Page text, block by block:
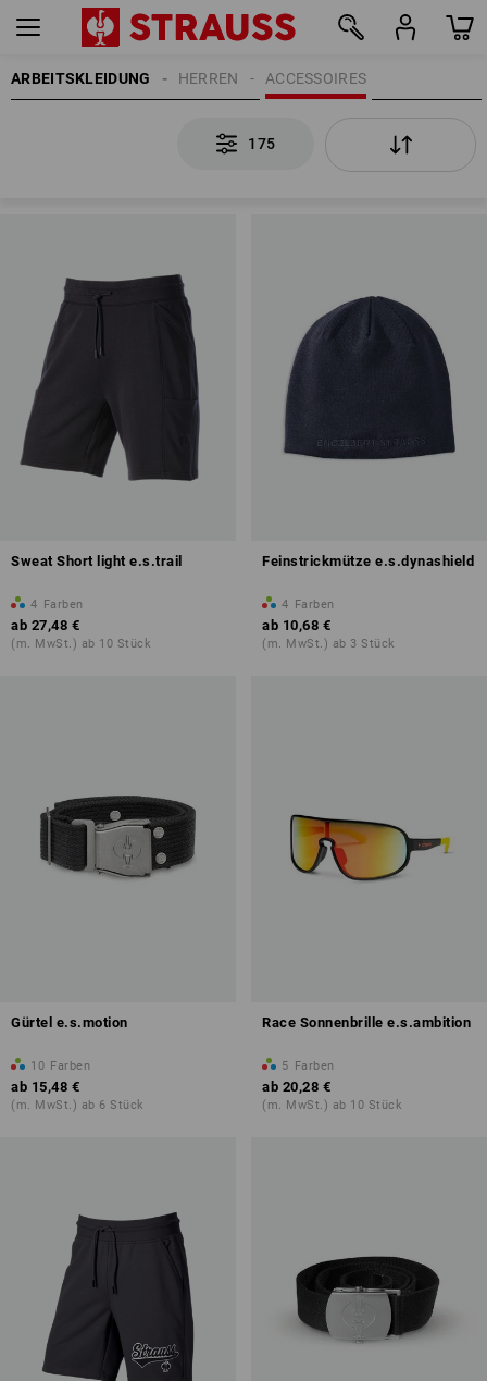
ARBEITSKLEIDUNG ACCESSOIRES
HERREN
175
Sweat Short light e.s.trail
4 Farben
ab 27,48 €
(m. MwSt.) ab 10 Stück
Feinstrickmütze e.s.dynashield
4 Farben
ab 10,68 €
(m. MwSt.) ab 3 Stück
Gürtel e.s.motion
10 Farben
ab 15,48 €
(m. MwSt.) ab 6 Stück
Race Sonnenbrille e.s.ambition
5 Farben
ab 20,28 €
(m. MwSt.) ab 10 Stück